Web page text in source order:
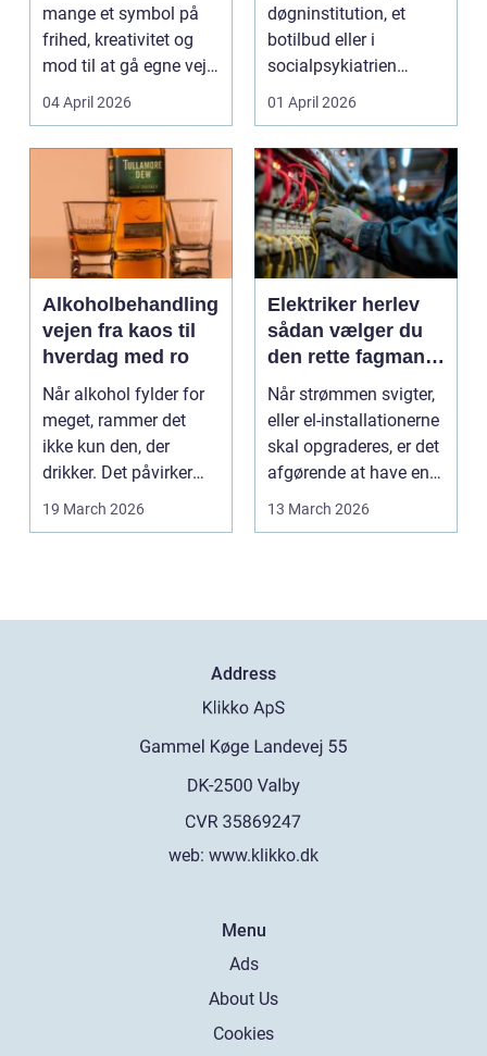
mange et symbol på
frihed, kreativitet og
mod til at gå egne veje.
Den samme ånd ...
04 April 2026
døgninstitution, et
botilbud eller i
socialpsykiatrien
pludselig ændrer sig,
01 April 2026
Alkoholbehandling
vejen fra kaos til
hverdag med ro
Når alkohol fylder for
meget, rammer det
ikke kun den, der
drikker. Det påvirker
også familie, arbej...
19 March 2026
Elektriker herlev
sådan vælger du
den rette fagmand
til dine el-opgaver
Når strømmen svigter,
eller el-installationerne
skal opgraderes, er det
afgørende at have en
pålidel...
13 March 2026
Address
web: www.klikko.dk
Menu
Ads
About Us
Cookies